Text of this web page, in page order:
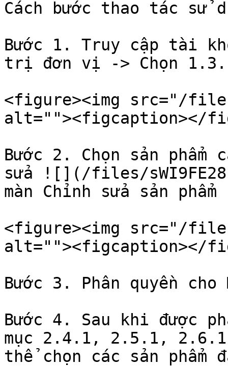
Cách bước thao tác sử
Bước 1. Truy cập tài
trị đơn vị -> Chọn 1.3.1
<figure><img src="/files/
alt=""><figcaption></
Bước 2. Chọn sản phẩm
sửa ![](/files/
màn Chỉnh sửa sản phẩm
<figure><img src="/
alt=""><figcaption></
Bước 3. Phân quyền cho
Bước 4. Sau khi được
mục 2.4.1, 2.5.1,
thể chọn các sản phẩm